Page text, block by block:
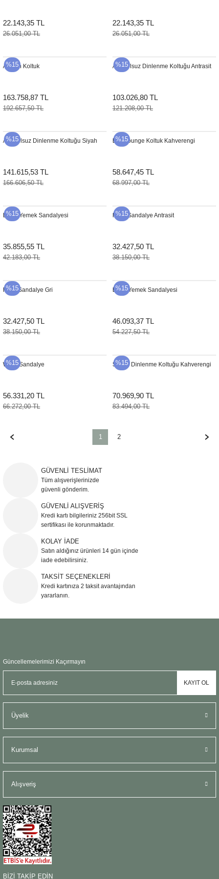
22.143,35 TL
26.051,00 TL
22.143,35 TL
26.051,00 TL
%15
Avalon Koltuk
163.758,87 TL
192.657,50 TL
%15
Arc Kolsuz Dinlenme Koltuğu Antrasit
103.026,80 TL
121.208,00 TL
%15
Arc Kolsuz Dinlenme Koltuğu Siyah
141.615,53 TL
166.606,50 TL
%15
Eric Lounge Koltuk Kahverengi
58.647,45 TL
68.997,00 TL
%15
Emily Yemek Sandalyesi
35.855,55 TL
42.183,00 TL
%15
Flora Sandalye Antrasit
32.427,50 TL
38.150,00 TL
%15
Flora Sandalye Gri
32.427,50 TL
38.150,00 TL
%15
Edge Yemek Sandalyesi
46.093,37 TL
54.227,50 TL
%15
Waltz Sandalye
56.331,20 TL
66.272,00 TL
%15
Simon Dinlenme Koltuğu Kahverengi
70.969,90 TL
83.494,00 TL
1 2
GÜVENLİ TESLİMAT
Tüm alışverişlerinizde
güvenli gönderim.
GÜVENLİ ALIŞVERİŞ
Kredi kartı bilgileriniz 256bit SSL
sertifikası ile korunmaktadır.
KOLAY İADE
Satın aldığınız ürünleri 14 gün içinde
iade edebilirsiniz.
TAKSİT SEÇENEKLERİ
Kredi kartınıza 2 taksit avantajından
yararlanın.
Güncellemelerimizi Kaçırmayın
KAYIT OL
Üyelik
Kurumsal
Alışveriş
BİZİ TAKİP EDİN